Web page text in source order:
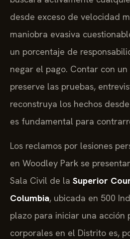
desde exceso de velocidad
maniobra evasiva
un porcentaje de
negar el pago. Contar con
preserve las pruebas,
reconstruya los hechos
es fundamental para
Los reclamos por lesiones
en Woodley Park se
Sala Civil de la Superior
Columbia, ubicada en 500
plazo para iniciar una acción
corporales en el Distrito es,